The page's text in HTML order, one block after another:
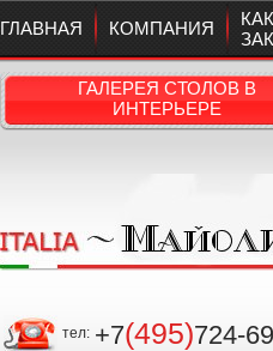
ГЛАВНАЯ КОМПАНИЯ
КАК
ГАЛЕРЕЯ СТОЛОВ В
ИНТЕРЬЕРЕ
тел: +7(495)724-